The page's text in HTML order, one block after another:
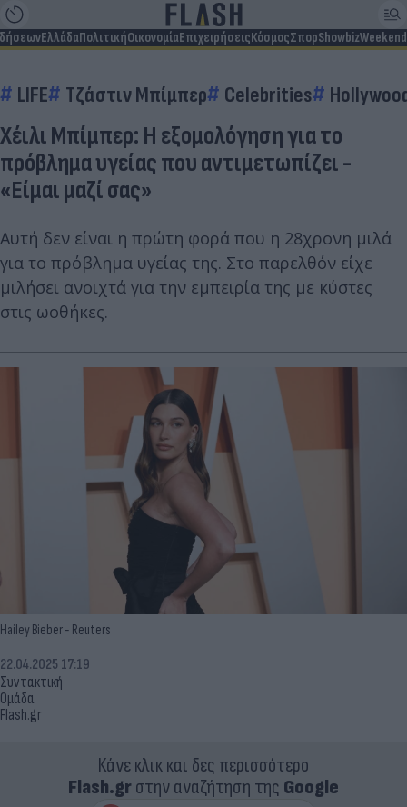
ΕλλάδαΠολιτικήΟικονομίαΕπιχειρήσειςΚόσμοςΣπορShowbizWeekend
LIFE Τζάστιν Μπίμπερ Celebrities
Χέιλι Μπίμπερ: H εξομολόγηση για το
πρόβλημα υγείας που αντιμετωπίζει -
«Είμαι μαζί σας»
Αυτή δεν είναι η πρώτη φορά που η 28χρονη μιλά
για το πρόβλημα υγείας της. Στο παρελθόν είχε
μιλήσει ανοιχτά για την εμπειρία της με κύστες
στις ωοθήκες.
Hailey Bieber - Reuters
Συντακτική
Ομάδα
Flash.gr
22.04.2025 17:19
Κάνε κλικ και δες περισσότερο
Flash.grστην αναζήτηση της Google